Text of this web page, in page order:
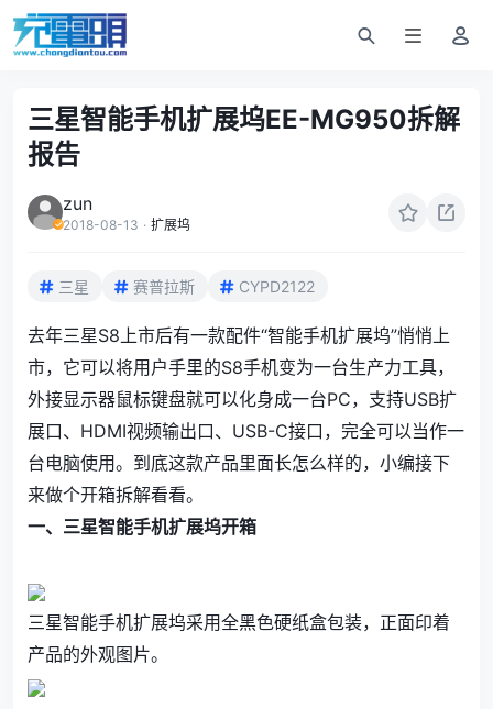
三星智能手机扩展坞EE-MG950拆解
报告
zun
2018-08-13 · 扩展坞
三星 赛普拉斯 CYPD2122
去年三星S8上市后有一款配件“智能手机扩展坞”悄悄上
市，它可以将用户手里的S8手机变为一台生产力工具，
外接显示器鼠标键盘就可以化身成一台PC，支持USB扩
展口、HDMI视频输出口、USB-C接口，完全可以当作一
台电脑使用。到底这款产品里面长怎么样的，小编接下
来做个开箱拆解看看。
一、三星智能手机扩展坞开箱
三星智能手机扩展坞采用全黑色硬纸盒包装，正面印着
产品的外观图片。